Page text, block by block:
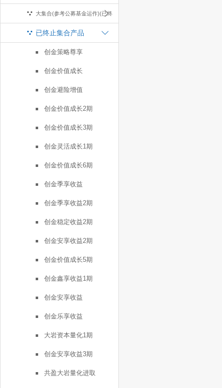
大集合(参考公募基金运作)(已终
止)
已终止集合产品
创金策略尊享
创金价值成长
创金避险增值
创金价值成长2期
创金价值成长3期
创金灵活成长1期
创金价值成长6期
创金季享收益
创金季享收益2期
创金稳定收益2期
创金安享收益2期
创金价值成长5期
创金鑫享收益1期
创金安享收益
创金乐享收益
大岩资本量化1期
创金安享收益3期
共盈大岩量化进取